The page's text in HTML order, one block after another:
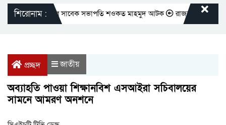
শিরোনাম :
প্রেসক্লাবের সাবেক সভাপতি শওকত মাহমুদ আটক রাজবাড়ীতে বীর
প্রচ্ছদ জাতীয়
অব্যাহতি পাওয়া শিক্ষানবিশ এসআইরা সচিবালয়ের
সামনে আমরণ অনশনে